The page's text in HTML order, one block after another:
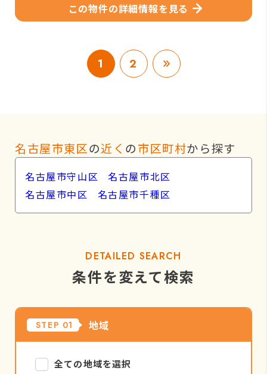
この物件の詳細情報を見る
1 2
名古屋市東区の近く の市区町村から探す
名古屋市守山区
名古屋市北区
名古屋市中区
名古屋市千種区
DETAILED SEARCH
条件を変えて検索
STEP 01 地域
全ての地域を選択